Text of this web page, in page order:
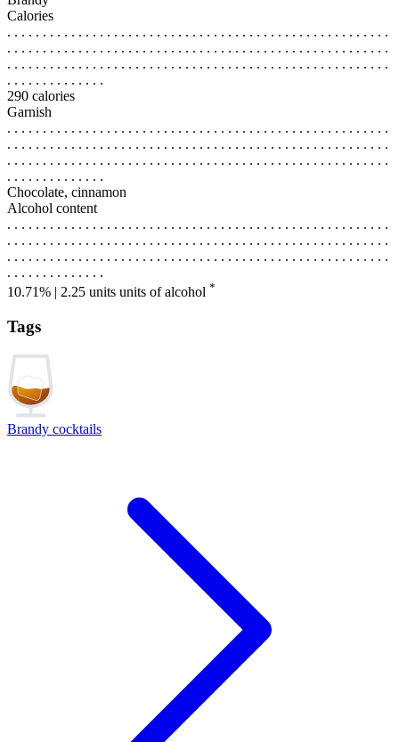
Calories
. . . . . . . . . . . . . . . . . . . . . . . . . . . . . . . . . . . . . . . . . . . . . . . . . . . . . .
. . . . . . . . . . . . . . . . . . . . . . . . . . . . . . . . . . . . . . . . . . . . . . . . . . . . . .
. . . . . . . . . . . . . . . . . . . . . . . . . . . . . . . . . . . . . . . . . . . . . . . . . . . . . .
. . . . . . . . . . . . . .
290 calories
Garnish
. . . . . . . . . . . . . . . . . . . . . . . . . . . . . . . . . . . . . . . . . . . . . . . . . . . . . .
. . . . . . . . . . . . . . . . . . . . . . . . . . . . . . . . . . . . . . . . . . . . . . . . . . . . . .
. . . . . . . . . . . . . . . . . . . . . . . . . . . . . . . . . . . . . . . . . . . . . . . . . . . . . .
. . . . . . . . . . . . . .
Chocolate, cinnamon
Alcohol content
. . . . . . . . . . . . . . . . . . . . . . . . . . . . . . . . . . . . . . . . . . . . . . . . . . . . . .
. . . . . . . . . . . . . . . . . . . . . . . . . . . . . . . . . . . . . . . . . . . . . . . . . . . . . .
. . . . . . . . . . . . . . . . . . . . . . . . . . . . . . . . . . . . . . . . . . . . . . . . . . . . . .
. . . . . . . . . . . . . .
10.71% | 2.25 units units of alcohol *
Tags
Brandy cocktails